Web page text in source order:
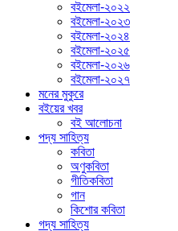
বইমেলা-২০২২
বইমেলা-২০২৩
বইমেলা-২০২৪
বইমেলা-২০২৫
বইমেলা-২০২৬
বইমেলা-২০২৭
মনের মুকুরে
বইয়ের খবর
বই আলোচনা
পদ্য সাহিত্য
কবিতা
অণুকবিতা
গীতিকবিতা
গান
কিশোর কবিতা
গদ্য সাহিত্য